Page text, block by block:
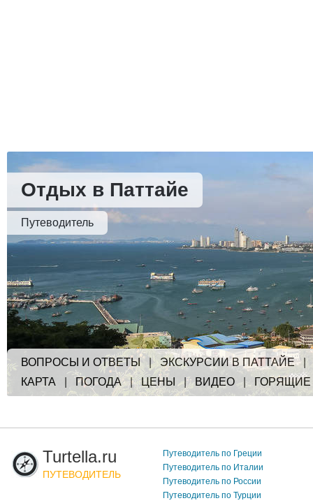
Отдых в Паттайе
Путеводитель
ВОПРОСЫ И ОТВЕТЫ | ЭКСКУРСИИ В ПАТТАЙЕ
КАРТА
ПОГОДА|ЦЕНЫ | ВИДЕО | ГОРЯЩИЕ
Turtella.ru
ПУТЕВОДИТЕЛЬ
Путеводитель по Греции
Путеводитель по Италии
Путеводитель по России
Путеводитель по Турции